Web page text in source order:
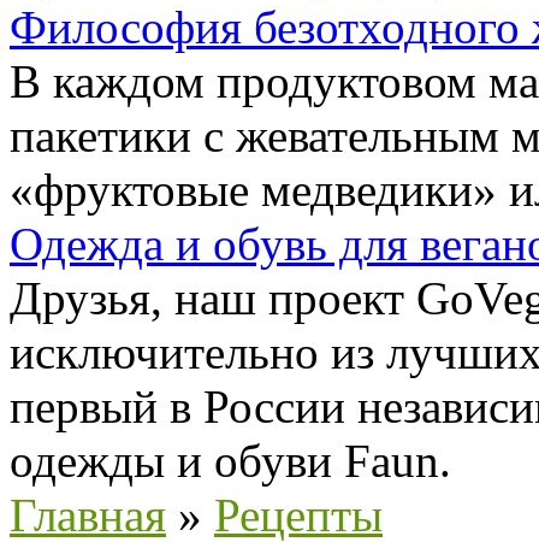
Философия безотходного
В каждом продуктовом
пакетики с жевательным
«фруктовые медведики»
Одежда и обувь для
Друзья, наш проект
исключительно из
первый в России
одежды и обуви Faun.
Главная » Рецепты